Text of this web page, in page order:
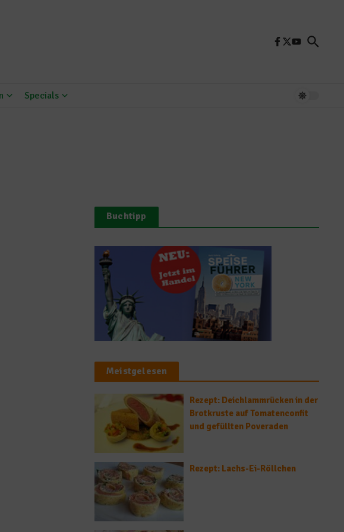
Specials
Buchtipp
Meistgelesen
Rezept: Deichlammrücken in der
Brotkruste auf Tomatenconfit
und gefüllten Poveraden
Rezept: Lachs-Ei-Röllchen